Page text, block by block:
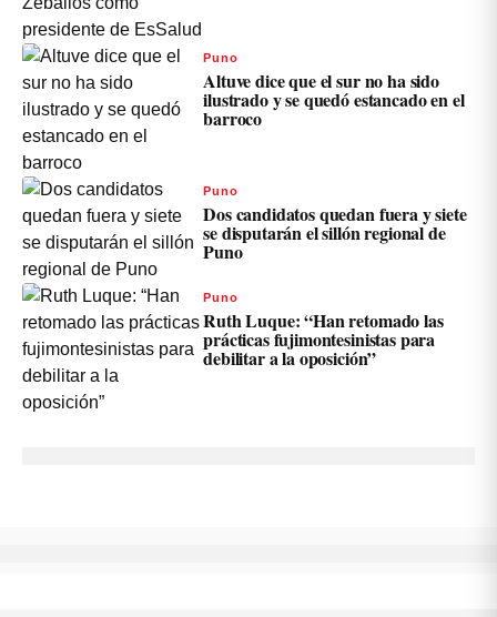
Puno
Altuve dice que el sur no ha sido
ilustrado y se quedó estancado en el
barroco
Puno
Dos candidatos quedan fuera y siete
se disputarán el sillón regional de
Puno
Puno
Ruth Luque: “Han retomado las
prácticas fujimontesinistas para
debilitar a la oposición”